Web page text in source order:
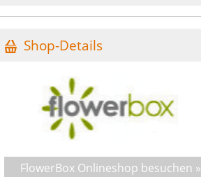
Shop-Details
FlowerBox Onlineshop besuchen »